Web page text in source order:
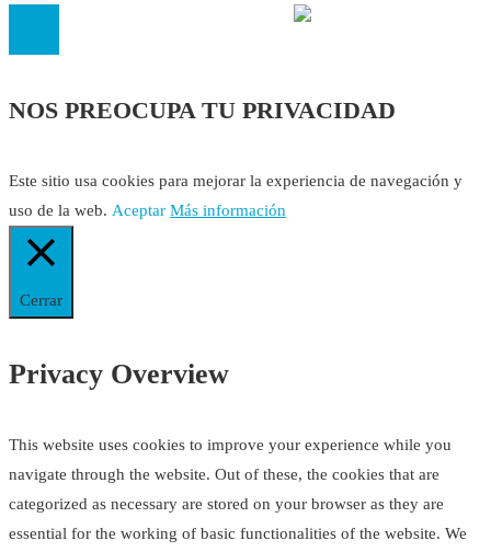
NOS PREOCUPA TU PRIVACIDAD
Este sitio usa cookies para mejorar la experiencia de navegación y
uso de la web. Aceptar Más información
Cerrar
Privacy Overview
This website uses cookies to improve your experience while you
navigate through the website. Out of these, the cookies that are
categorized as necessary are stored on your browser as they are
essential for the working of basic functionalities of the website. We